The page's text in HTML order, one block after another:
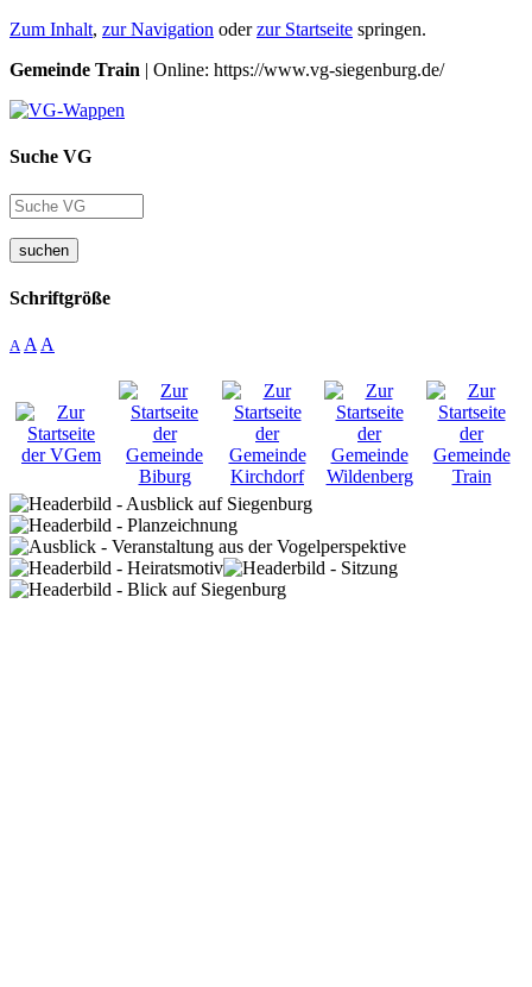
Zum Inhalt, zur Navigation oderzur Startseite springen.
Gemeinde Train | Online: https://www.vg-siegenburg.de/
Suche VG
suchen
Schriftgröße
A A A